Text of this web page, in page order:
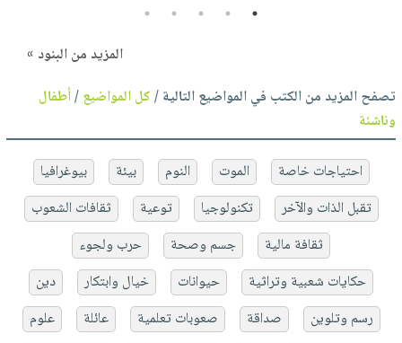
1
2
3
4
5
المزيد من البنود »
تصفح المزيد من الكتب في المواضيع التالية /كل المواضيع/أطفال
وناشئة
احتياجات خاصة الموت النوم بيئة
بيوغرافيا
تقبل الذات والآخر
تكنولوجيا توعية
ثقافات الشعوب
ثقافة مالية
جسم وصحة
حرب ولجوء
حكايات شعبية وتراثية
حيوانات خيال وابتكار
دين
رسم وتلوين
صداقة صعوبات تعلمية عائلة
علوم